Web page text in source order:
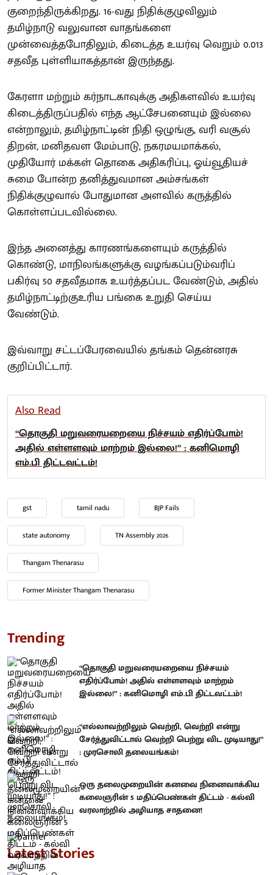
குறைந்திருக்கிறது. 16-வது நிதிக்குழுவிலும்
தமிழ்நாடு வலுவான வாதங்களை
முன்வைத்தபோதிலும், கிடைத்த உயர்வு வெறும் 0.013
சதவீத புள்ளியாகத்தான் இருந்தது.
கேரளா மற்றும் கர்நாடகாவுக்கு அதிகளவில் உயர்வு
கிடைத்திருப்பதில் எந்த ஆட்சேபனையும் இல்லை
என்றாலும், தமிழ்நாட்டின் நிதி ஒழுங்கு, வரி வசூல்
திறன், மனிதவள மேம்பாடு, நகரமயமாக்கல்,
முதியோர் மக்கள் தொகை அதிகரிப்பு, ஓய்வூதியச்
சுமை போன்ற தனித்துவமான அம்சங்கள்
நிதிக்குழுவால் போதுமான அளவில் கருத்தில்
கொள்ளப்படவில்லை.
இந்த அனைத்து காரணங்களையும் கருத்தில்
கொண்டு, மாநிலங்களுக்கு வழங்கப்படும்வரிப்
பகிர்வு 50 சதவீதமாக உயர்த்தப்பட வேண்டும், அதில்
தமிழ்நாட்டிற்குஉரிய பங்கை உறுதி செய்ய
வேண்டும்.
இவ்வாறு சட்டப்பேரவையில் தங்கம் தென்னரசு
குறிப்பிட்டார்.
Also Read
“தொகுதி மறுவரையறையை நிச்சயம் எதிர்ப்போம்!
அதில் எள்ளளவும் மாற்றம் இல்லை!” : கனிமொழி
எம்.பி திட்டவட்டம்!
gst tamil nadu BJP Fails
state autonomy TN Assembly 2026
Thangam Thenarasu
Former Minister Thangam Thenarasu
Trending
“தொகுதி மறுவரையறையை நிச்சயம்
எதிர்ப்போம்! அதில் எள்ளளவும் மாற்றம்
இல்லை!” : கனிமொழி எம்.பி திட்டவட்டம்!
“எல்லாவற்றிலும் வெற்றி, வெற்றி என்று
சேர்த்துவிட்டால் வெற்றி பெற்று விட முடியாது!”
: முரசொலி தலையங்கம்!
ஒரு தலைமுறையின் கனவை நினைவாக்கிய
கலைஞரின் 5 மதிப்பெண்கள் திட்டம் - கல்வி
வரலாற்றில் அழியாத சாதனை!
Latest Stories